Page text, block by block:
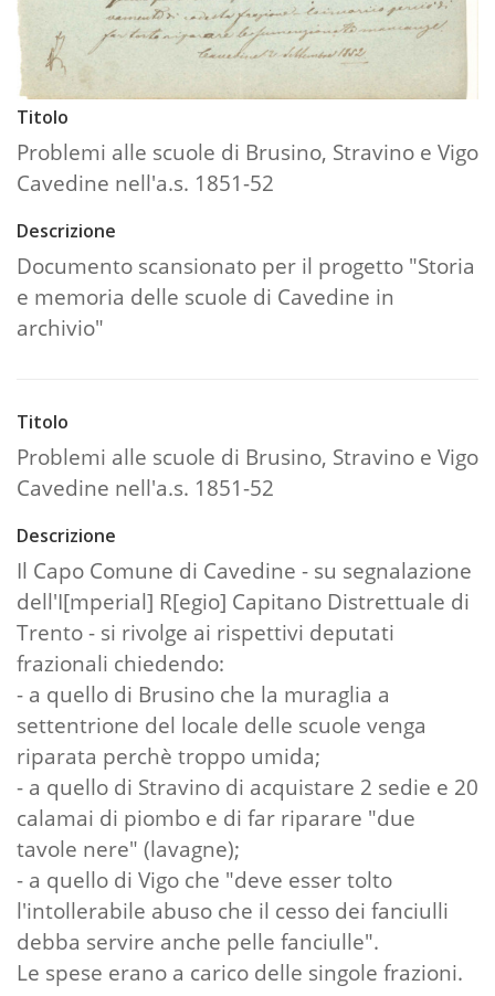
Titolo
Problemi alle scuole di Brusino, Stravino e Vigo
Cavedine nell'a.s. 1851-52
Descrizione
Documento scansionato per il progetto "Storia
e memoria delle scuole di Cavedine in
archivio"
Titolo
Problemi alle scuole di Brusino, Stravino e Vigo
Cavedine nell'a.s. 1851-52
Descrizione
Il Capo Comune di Cavedine - su segnalazione
dell'I[mperial] R[egio] Capitano Distrettuale di
Trento - si rivolge ai rispettivi deputati
frazionali chiedendo:
- a quello di Brusino che la muraglia a
settentrione del locale delle scuole venga
riparata perchè troppo umida;
- a quello di Stravino di acquistare 2 sedie e 20
calamai di piombo e di far riparare "due
tavole nere" (lavagne);
- a quello di Vigo che "deve esser tolto
l'intollerabile abuso che il cesso dei fanciulli
debba servire anche pelle fanciulle".
Le spese erano a carico delle singole frazioni.